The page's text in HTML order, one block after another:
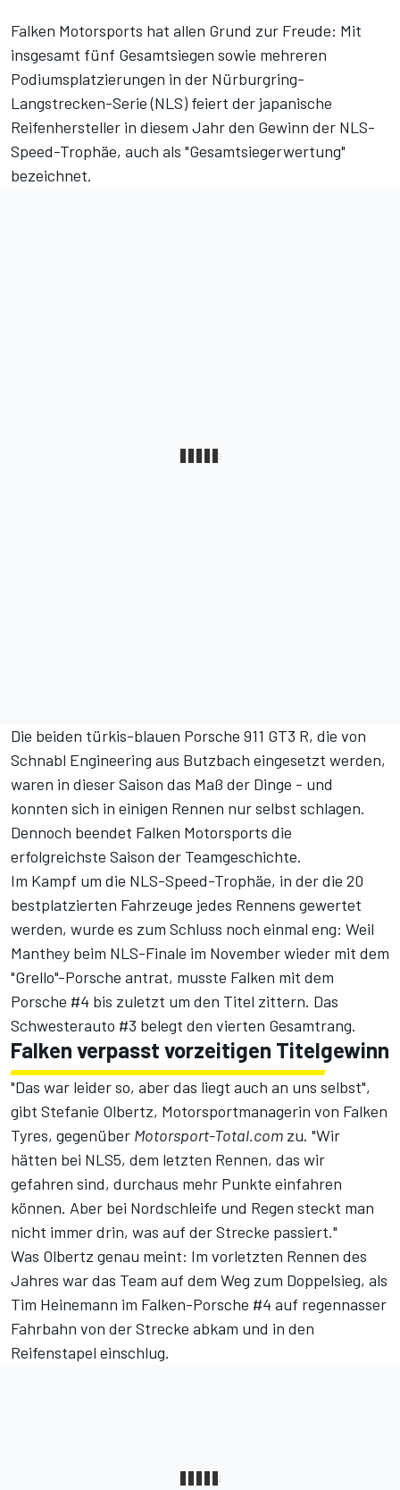
Falken Motorsports hat allen Grund zur Freude: Mit
insgesamt fünf Gesamtsiegen sowie mehreren
Podiumsplatzierungen in der Nürburgring-
Langstrecken-Serie (NLS) feiert der japanische
Reifenhersteller in diesem Jahr den Gewinn der NLS-
Speed-Trophäe, auch als "Gesamtsiegerwertung"
bezeichnet.
Die beiden türkis-blauen Porsche 911 GT3 R, die von
Schnabl Engineering aus Butzbach eingesetzt werden,
waren in dieser Saison das Maß der Dinge - und
konnten sich in einigen Rennen nur selbst schlagen.
Dennoch beendet Falken Motorsports die
erfolgreichste Saison der Teamgeschichte.
Im Kampf um die NLS-Speed-Trophäe, in der die 20
bestplatzierten Fahrzeuge jedes Rennens gewertet
werden, wurde es zum Schluss noch einmal eng: Weil
Manthey beim NLS-Finale im November wieder mit dem
"Grello"-Porsche antrat, musste Falken mit dem
Porsche #4 bis zuletzt um den Titel zittern. Das
Schwesterauto #3 belegt den vierten Gesamtrang.
Falken verpasst vorzeitigen Titelgewinn
"Das war leider so, aber das liegt auch an uns selbst",
gibt Stefanie Olbertz, Motorsportmanagerin von Falken
Tyres, gegenüber Motorsport-Total.com zu. "Wir
hätten bei NLS5, dem letzten Rennen, das wir
gefahren sind, durchaus mehr Punkte einfahren
können. Aber bei Nordschleife und Regen steckt man
nicht immer drin, was auf der Strecke passiert."
Was Olbertz genau meint: Im vorletzten Rennen des
Jahres war das Team auf dem Weg zum Doppelsieg, als
Tim Heinemann im Falken-Porsche #4 auf regennasser
Fahrbahn von der Strecke abkam und in den
Reifenstapel einschlug.